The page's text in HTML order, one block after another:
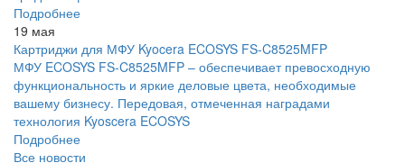
Подробнее
19 мая
Картриджи для МФУ Kyocera ECOSYS FS-C8525MFP
МФУ ECOSYS FS-C8525MFP – обеспечивает превосходную
функциональность и яркие деловые цвета, необходимые
вашему бизнесу. Передовая, отмеченная наградами
технология Kyoscera ECOSYS
Подробнее
Все новости